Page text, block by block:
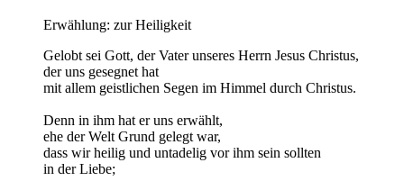
Erwählung: zur Heiligkeit
Gelobt sei Gott, der Vater unseres Herrn Jesus Christus,
der uns gesegnet hat
mit allem geistlichen Segen im Himmel durch Christus.
Denn in ihm hat er uns erwählt,
ehe der Welt Grund gelegt war,
dass wir heilig und untadelig vor ihm sein sollten
in der Liebe;